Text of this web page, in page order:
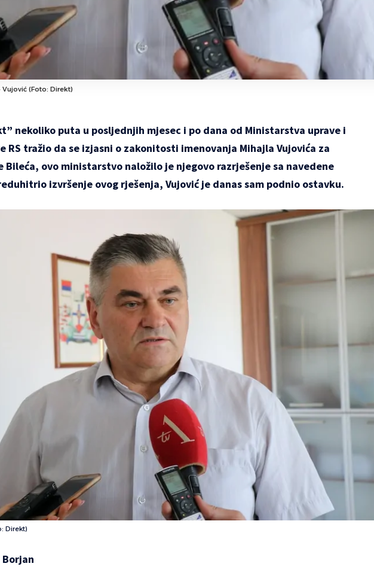
Vujović (Foto: Direkt)
nekoliko puta u posljednjih mjesec i po dana od Ministarstva uprave i
RS tražio da se izjasni o zakonitosti imenovanja Mihajla Vujovića za
Bileća, ovo ministarstvo naložilo je njegovo razrješenje sa navedene
izvršenje ovog rješenja, Vujović je danas sam podnio ostavku.
Direkt)
Borjan